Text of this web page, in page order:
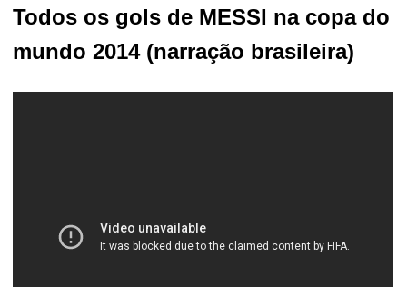
Todos os gols de MESSI na copa do
mundo 2014 (narração brasileira)